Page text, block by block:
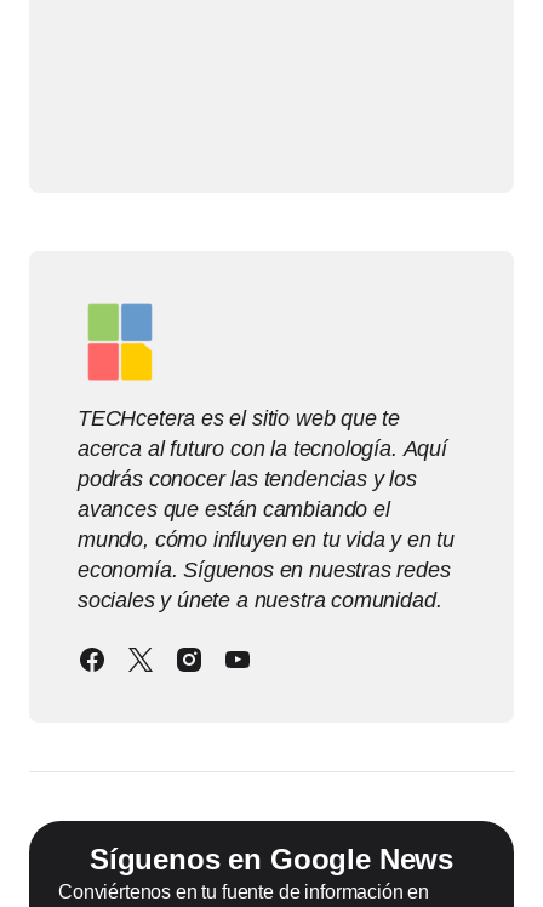
TECHcetera es el sitio web que te
acerca al futuro con la tecnología. Aquí
podrás conocer las tendencias y los
avances que están cambiando el
mundo, cómo influyen en tu vida y en tu
economía. Síguenos en nuestras redes
sociales y únete a nuestra comunidad.
Síguenos en Google News
Conviértenos en tu fuente de información en